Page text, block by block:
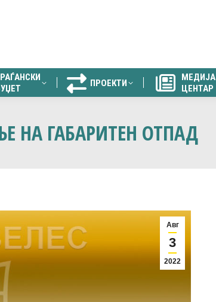
ПРОЕКТИ
МЕДИЈА
ЦЕНТАР
НА ГАБАРИТЕН ОТПАД
Авг
3
2022